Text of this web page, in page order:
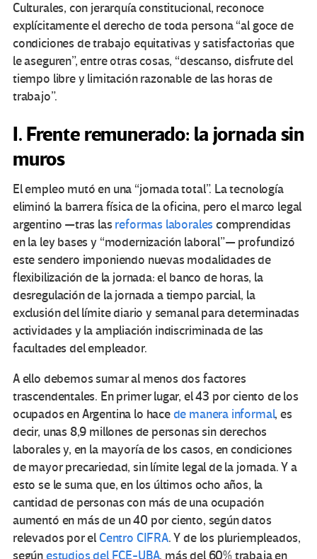
Culturales, con jerarquía constitucional, reconoce
explícitamente el derecho de toda persona “al goce de
condiciones de trabajo equitativas y satisfactorias que
le aseguren”, entre otras cosas, “descanso,disfrute del
tiempo libre y limitación razonable de las horas de
trabajo”.
I. Frente remunerado: la jornada sin
muros
El empleo mutó en una “jornada total”. La tecnología
eliminó la barrera física de la oficina, pero el marco legal
argentino —tras las reformas laborales comprendidas
en la ley bases y “modernización laboral”— profundizó
este sendero imponiendo nuevas modalidades de
flexibilización de la jornada: el banco de horas, la
desregulación de la jornada a tiempo parcial, la
exclusión del límite diario y semanal para determinadas
actividades y la ampliación indiscriminada de las
facultades del empleador.
A ello debemos sumar al menos dos factores
trascendentales. En primer lugar, el 43 por ciento de los
ocupados en Argentina lo hacede manera informal, es
decir, unas 8,9 millones de personas sin derechos
laborales y, en la mayoría de los casos, en condiciones
de mayor precariedad, sin límite legal de la jornada. Y a
esto se le suma que, en los últimos ocho años, la
cantidad de personas con más de una ocupación
aumentó en más de un 40 por ciento, según datos
relevados por elCentro CIFRA. Y de los pluriempleados,
segúnestudios del FCE-UBA, más del 60% trabaja en